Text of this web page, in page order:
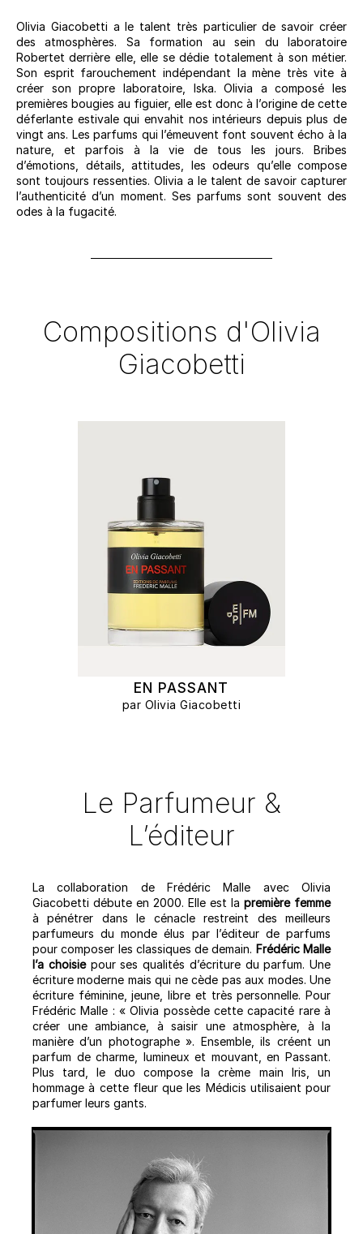
Olivia Giacobetti a le talent très particulier de savoir créer
des atmosphères. Sa formation au sein du laboratoire
Robertet derrière elle, elle se dédie totalement à son métier.
Son esprit farouchement indépendant la mène très vite à
créer son propre laboratoire, Iska. Olivia a composé les
premières bougies au figuier, elle est donc à l’origine de cette
déferlante estivale qui envahit nos intérieurs depuis plus de
vingt ans. Les parfums qui l’émeuvent font souvent écho à la
nature, et parfois à la vie de tous les jours. Bribes
d’émotions, détails, attitudes, les odeurs qu’elle compose
sont toujours ressenties. Olivia a le talent de savoir capturer
l’authenticité d’un moment. Ses parfums sont souvent des
odes à la fugacité.
Compositions d'Olivia
Giacobetti
EN PASSANT
par Olivia Giacobetti
Le Parfumeur &
L’éditeur
La collaboration de Frédéric Malle avec Olivia
Giacobetti débute en 2000. Elle est la première femme
à pénétrer dans le cénacle restreint des meilleurs
parfumeurs du monde élus par l’éditeur de parfums
pour composer les classiques de demain. Frédéric Malle
l’a choisiepour ses qualités d’écriture du parfum. Une
écriture moderne mais qui ne cède pas aux modes. Une
écriture féminine, jeune, libre et très personnelle. Pour
Frédéric Malle : « Olivia possède cette capacité rare à
créer une ambiance, à saisir une atmosphère, à la
manière d’un photographe ». Ensemble, ils créent un
parfum de charme, lumineux et mouvant, en Passant.
Plus tard, le duo compose la crème main Iris, un
hommage à cette fleur que les Médicis utilisaient pour
parfumer leurs gants.